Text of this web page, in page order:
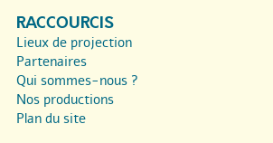
RACCOURCIS
Lieux de projection
Partenaires
Qui sommes-nous ?
Nos productions
Plan du site